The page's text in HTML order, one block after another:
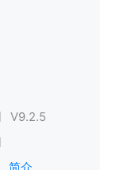
V9.2.5